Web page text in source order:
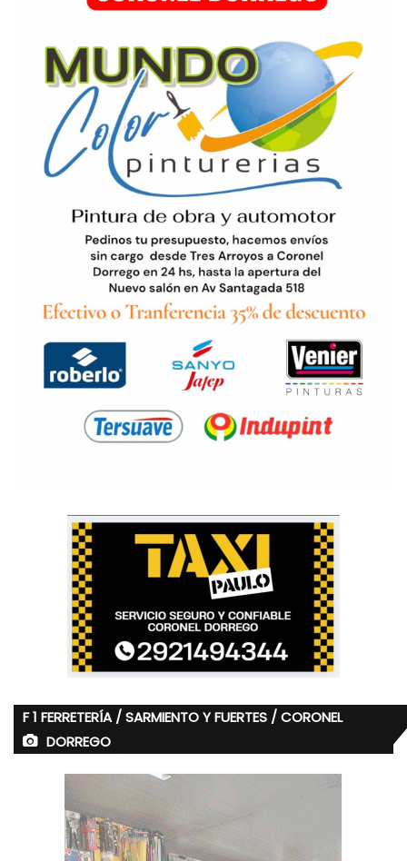
F 1 FERRETERÍA / SARMIENTO Y FUERTES / CORONEL
DORREGO